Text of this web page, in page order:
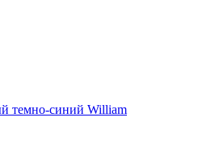
темно-синий William